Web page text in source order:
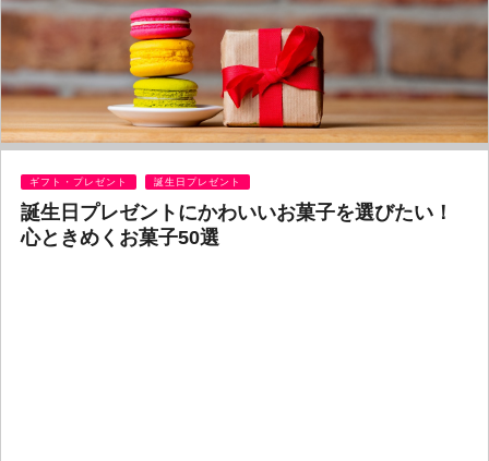
ギフト・プレゼント 誕生日プレゼント
誕生日プレゼントにかわいいお菓子を選びたい！
心ときめくお菓子50選